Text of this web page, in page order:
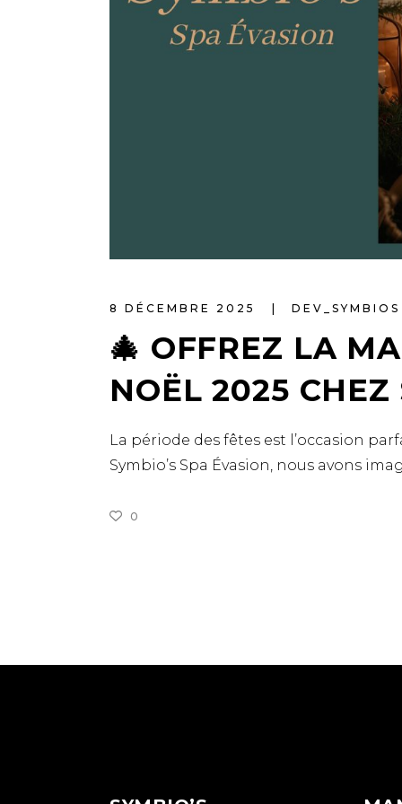
8 DÉCEMBRE 2025
🎄 OFFREZ LA
NOËL 2025 CHEZ
La période des fêtes est l’occasion
Symbio’s Spa Évasion, nous avons
0